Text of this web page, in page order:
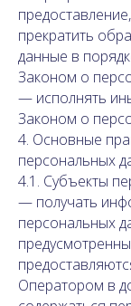
прекратить
данные в
Законом о
— исполнять
Законом о
4. Основные
персональных
4.1. Субъекты
— получать
персональных
Оператором в